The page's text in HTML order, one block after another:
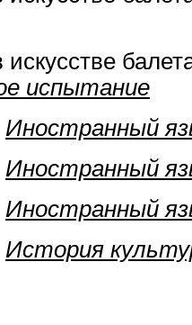
испытание
Иностранный
Иностранный
Иностранный
История